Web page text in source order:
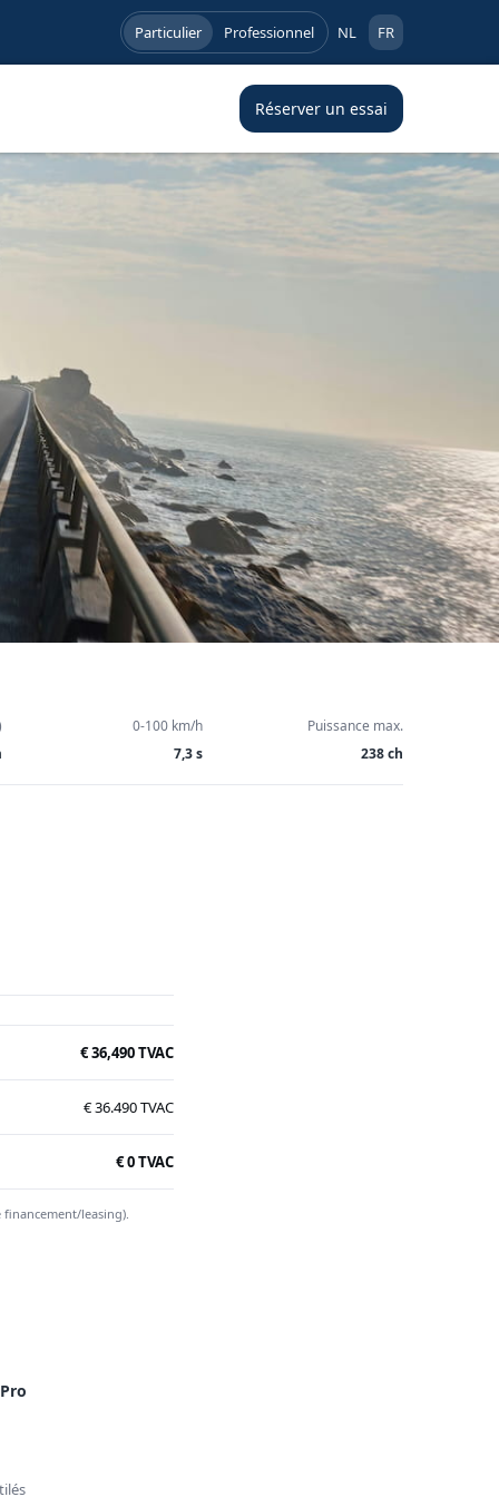
Particulier Professionnel NL FR
Réserver un essai
0-100 km/h
7,3 s
Puissance max.
238 ch
€ 36,490 TVAC
€ 36.490 TVAC
€ 0 TVAC
leasing).